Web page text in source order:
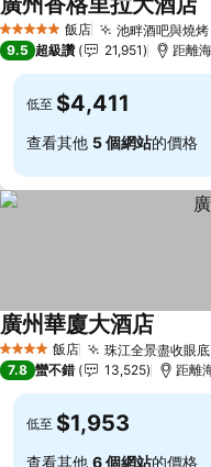
5 星級 飯店 池畔酒吧與燒
9.5 超級讚 21,951 距離
低至 $4,411
查看其他 5 個網站的價格
4 星級 飯店 珠江全景盡收眼底
廣州華廈大酒店
7.8 蠻不錯 13,525 距離
低至 $1,953
查看其他 6 個網站的價格